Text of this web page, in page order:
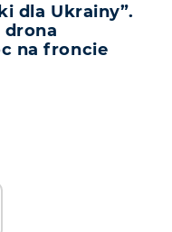
dla Ukrainy”.
na froncie